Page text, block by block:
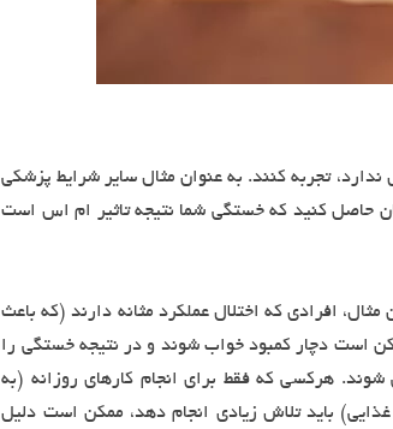
ندارد، تجربه کنند. به عنوان مثال سایر شرایط پزشکی
حاصل کنید که خستگی شما نتیجه تاثیر ام اس است
افرادی که اختلال عملکرد مثانه دارند (که باعث
است دچار کمبود خواب شوند و در نتیجه خستگی را
هرکسی که فقط برای انجام کارهای روزانه (به
باید تلاش زیادی انجام دهد، ممکن است دلیل